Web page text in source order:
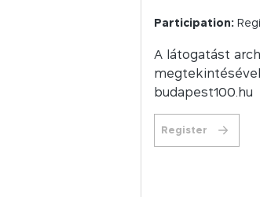
Participation:
A látogatást
budapest100.hu
Register